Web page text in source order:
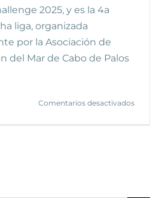
2025, y es la 4a
liga, organizada
por la Asociación de
del Mar de Cabo de Palos
Comentarios desactivadosen